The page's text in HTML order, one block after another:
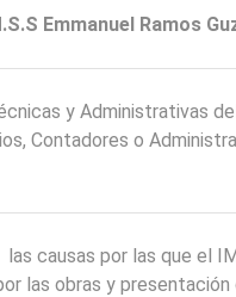
Emmanuel Ramos
y Administrativas
Contadores o
causas por las que el
las obras y presentación